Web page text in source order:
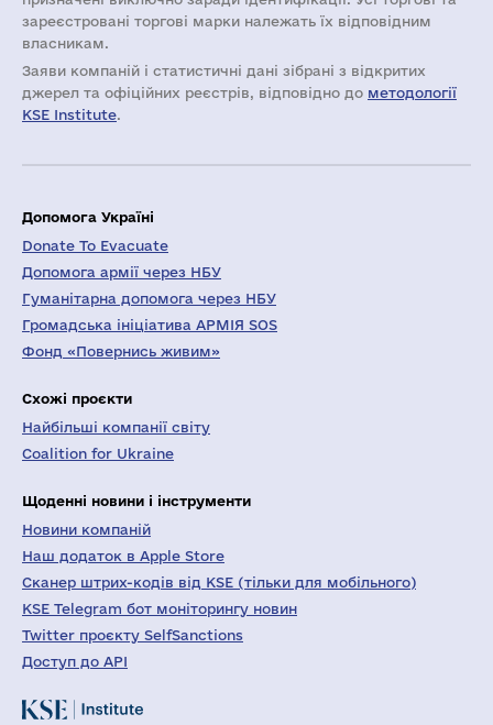
зареєстровані торгові марки належать їх відповідним
власникам.
Заяви компаній i статистичні дані зібрані з відкритих
джерел та офіційних реєстрів, відповідно до методології
KSE Institute.
Допомога Україні
Donate To Evacuate
Допомога армії через НБУ
Гуманітарна допомога через НБУ
Громадська ініціатива АРМІЯ SOS
Фонд «Повернись живим»
Схожі проєкти
Найбільші компанії світу
Coalition for Ukraine
Щоденні новини і інструменти
Новини компаній
Наш додаток в Apple Store
Сканер штрих-кодів від KSE (тільки для мобільного)
KSE Telegram бот моніторингу новин
Twitter проєкту SelfSanctions
Доступ до API